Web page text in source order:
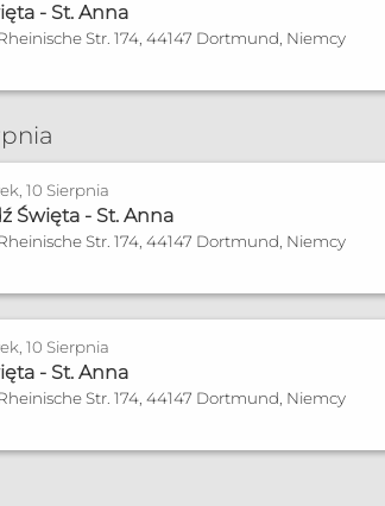
- St. Anna
Str. 174, 44147 Dortmund, Niemcy
10 Sierpnia
Święta - St. Anna
Str. 174, 44147 Dortmund, Niemcy
10 Sierpnia
- St. Anna
Str. 174, 44147 Dortmund, Niemcy